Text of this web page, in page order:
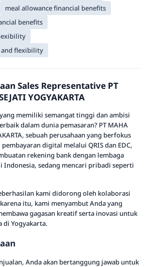
meal allowance financial benefits
benefits
and flexibility
Sales Representative PT
YOGYAKARTA
memiliki semangat tinggi dan ambisi
dalam dunia pemasaran? PT MAHA
sebuah perusahaan yang berfokus
digital melalui QRIS dan EDC,
rekening bank dengan lembaga
Indonesia, sedang mencari pribadi seperti
kami didorong oleh kolaborasi
itu, kami menyambut Anda yang
gagasan kreatif serta inovasi untuk
di Yogyakarta.
Anda akan bertanggung jawab untuk